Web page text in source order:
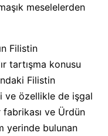
meselelerden
Filistin
tartışma konusu
Filistin
ve özellikle de işgal
ve Ürdün
yerinde bulunan